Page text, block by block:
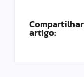
Compartilhar
artigo: